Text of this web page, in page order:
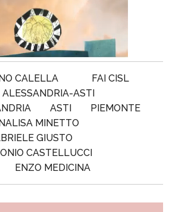
CALELLA
FAI CISL
ALESSANDRIA-ASTI
ASTI
PIEMONTE
MINETTO
GIUSTO
CASTELLUCCI
ENZO MEDICINA